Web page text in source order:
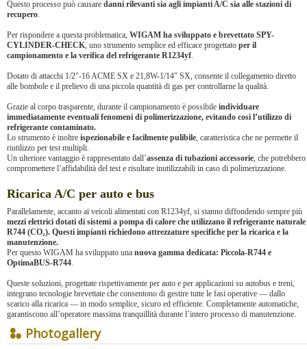
Questo processo può causare danni rilevanti sia agli impianti A/C sia alle stazioni di
recupero.
Per rispondere a questa problematica, WIGAM ha sviluppato e brevettato SPY-
CYLINDER-CHECK, uno strumento semplice ed efficace progettato per il
campionamento e la verifica del refrigerante R1234yf.
Dotato di attacchi 1/2"-16 ACME SX e 21,8W-1/14" SX, consente il collegamento diretto
alle bombole e il prelievo di una piccola quantità di gas per controllarne la qualità.
Grazie al corpo trasparente, durante il campionamento è possibile individuare
immediatamente eventuali fenomeni di polimerizzazione, evitando così l’utilizzo di
refrigerante contaminato.
Lo strumento è inoltre ispezionabile e facilmente pulibile, caratteristica che ne permette il
riutilizzo per test multipli.
Un ulteriore vantaggio è rappresentato dall’assenza di tubazioni accessorie, che potrebbero
compromettere l’affidabilità del test e risultare inutilizzabili in caso di polimerizzazione.
Ricarica A/C per auto e bus
Parallelamente, accanto ai veicoli alimentati con R1234yf, si stanno diffondendo sempre più
mezzi elettrici dotati di sistemi a pompa di calore che utilizzano il refrigerante naturale
R744 (CO₂). Questi impianti richiedono attrezzature specifiche per la ricarica e la
manutenzione.
Per questo WIGAM ha sviluppato una nuova gamma dedicata: Piccola-R744 e
OptimaBUS-R744.
Queste soluzioni, progettate rispettivamente per auto e per applicazioni su autobus e treni,
integrano tecnologie brevettate che consentono di gestire tutte le fasi operative — dallo
scarico alla ricarica — in modo semplice, sicuro ed efficiente. Completamente automatiche,
garantiscono all’operatore massima tranquillità durante l’intero processo di manutenzione.
Photogallery